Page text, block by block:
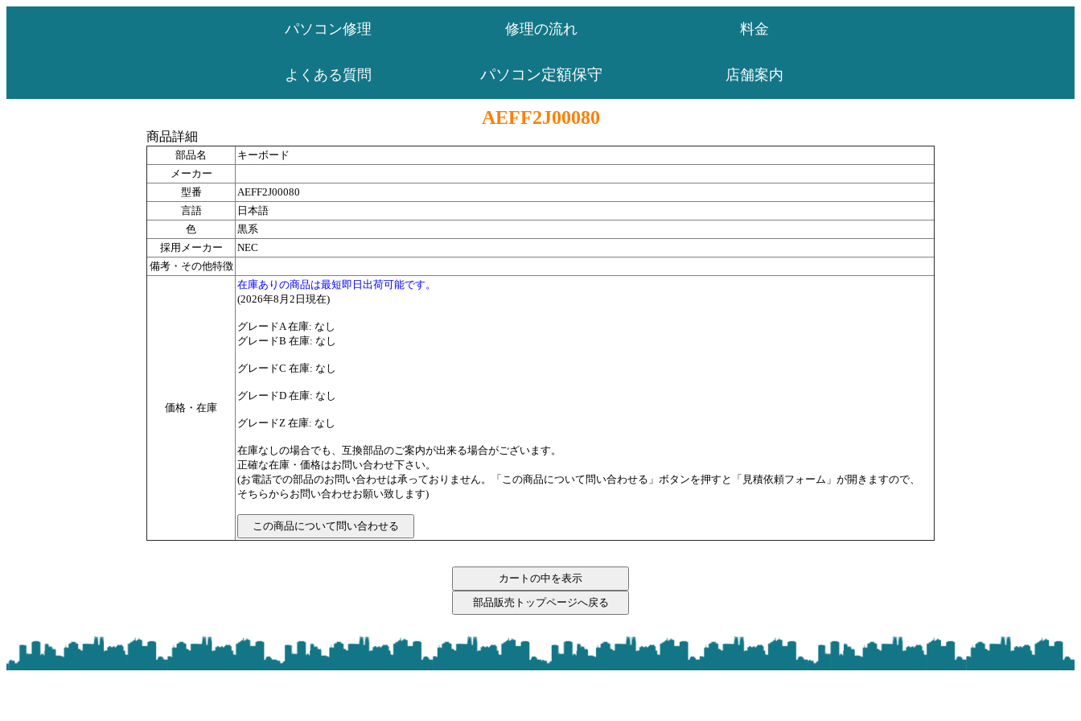
パソコン修理 修理の流れ 料金
よくある質問 パソコン定額保守 店舗案内
AEFF2J00080
商品詳細
部品名
キーボード
メーカー
型番
AEFF2J00080
言語
日本語
色
黒系
採用メーカー
NEC
備考・その他特徴
価格・在庫
在庫ありの商品は最短即日出荷可能です。
(2026年8月2日現在)
グレードA 在庫: なし
グレードB 在庫: なし
グレードC 在庫: なし
グレードD 在庫: なし
グレードZ 在庫: なし
在庫なしの場合でも、互換部品のご案内が出来る場合がございます。
正確な在庫・価格はお問い合わせ下さい。
(お電話での部品のお問い合わせは承っておりません。「この商品について問い合わせる」ボタンを押すと「見積依頼フォーム」が開きますので、
そちらからお問い合わせお願い致します)